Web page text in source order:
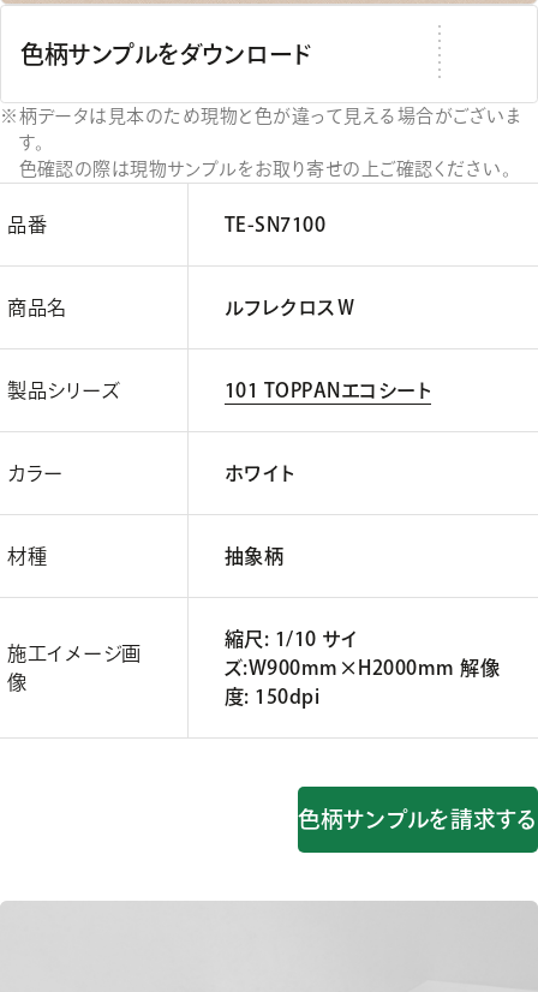
色柄サンプルをダウンロード
柄データは見本のため現物と色が違って見える場合がございま
す。
色確認の際は現物サンプルをお取り寄せの上ご確認ください。
品番 TE-SN7100
商品名 ルフレクロスＷ
製品シリーズ 101 TOPPANエコシート
カラー ホワイト
材種 抽象柄
施工イメージ画
像
縮尺: 1/10 サイ
ズ:W900mm×H2000mm 解像
度: 150dpi
色柄サンプルを請求する